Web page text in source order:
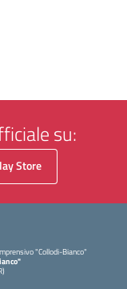
su:
Store
"Collodi-Bianco"